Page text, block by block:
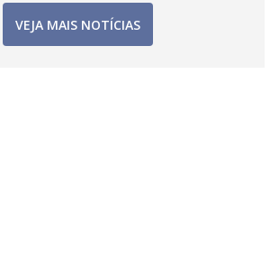
VEJA MAIS NOTÍCIAS